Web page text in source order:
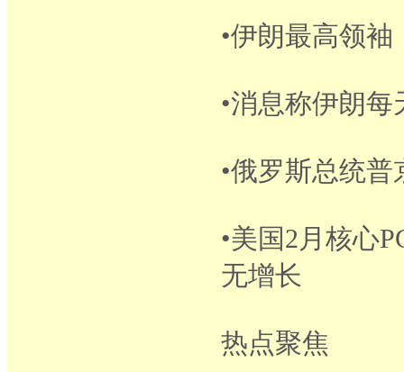
•伊朗最高领
•消息称伊朗
•俄罗斯总统
•美国2月核心
无增长
热点聚焦